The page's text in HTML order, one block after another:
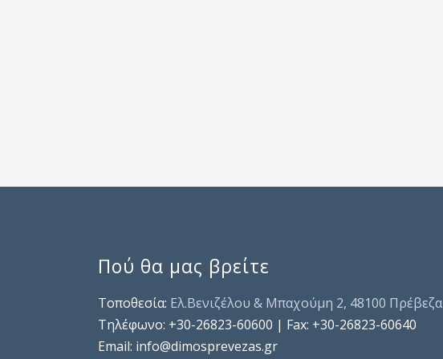
Πού θα μας βρείτε
Τοποθεσία: Ελ.Βενιζέλου & Μπαχούμη 2, 48100 Πρέβεζα
Τηλέφωνo: +30-26823-60600 | Fax: +30-26823-60640
Email: info@dimosprevezas.gr